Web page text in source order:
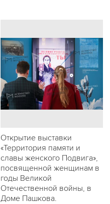
Открытие выставки
«Территория памяти и
славы женского Подвига»,
посвященной женщинам в
годы Великой
Отечественной войны, в
Доме Пашкова.